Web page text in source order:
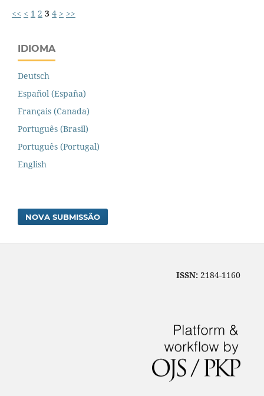
<< < 1 2 3 4 > >>
IDIOMA
Deutsch
Español (España)
Français (Canada)
Português (Brasil)
Português (Portugal)
English
NOVA SUBMISSÃO
ISSN: 2184-1160